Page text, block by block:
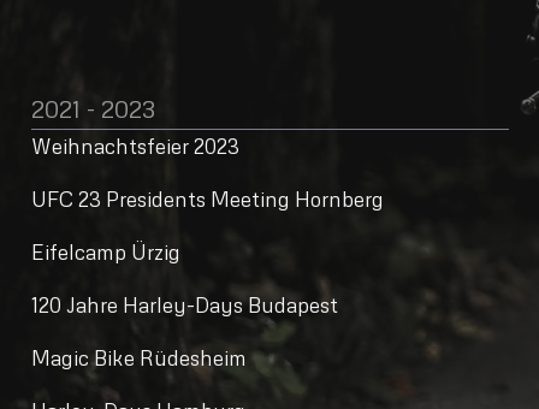
2021 - 2023
Weihnachtsfeier 2023
UFC 23 Presidents Meeting Hornberg
Eifelcamp Ürzig
120 Jahre Harley-Days Budapest
Magic Bike Rüdesheim